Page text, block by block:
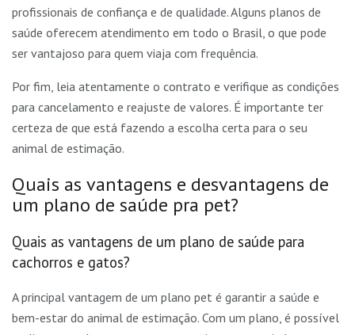
profissionais de confiança e de qualidade. Alguns planos de
saúde oferecem atendimento em todo o Brasil, o que pode
ser vantajoso para quem viaja com frequência.
Por fim, leia atentamente o contrato e verifique as condições
para cancelamento e reajuste de valores. É importante ter
certeza de que está fazendo a escolha certa para o seu
animal de estimação.
Quais as vantagens e desvantagens de
um plano de saúde pra pet?
Quais as vantagens de um plano de saúde para
cachorros e gatos?
A principal vantagem de um plano pet é garantir a saúde e
bem-estar do animal de estimação. Com um plano, é possível